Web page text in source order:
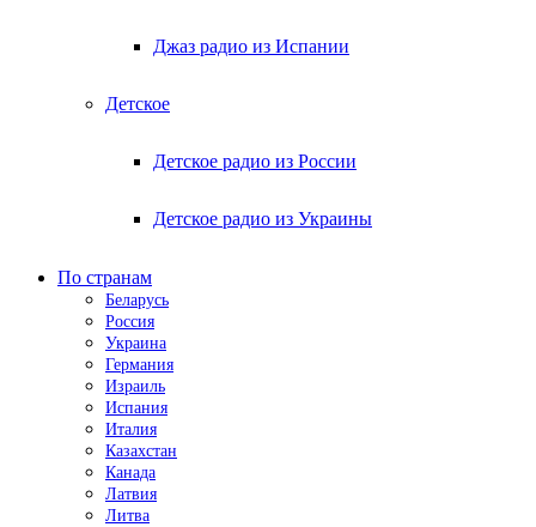
Джаз радио из Испании
Детское
Детское радио из России
Детское радио из Украины
По странам
Беларусь
Россия
Украина
Германия
Израиль
Испания
Италия
Казахстан
Канада
Латвия
Литва